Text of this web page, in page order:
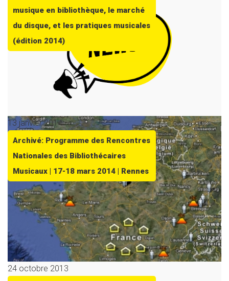
musique en bibliothèque, le marché
du disque, et les pratiques musicales
(édition 2014)
13 janvier 2014
Archivé: Programme des Rencontres
Nationales des Bibliothécaires
Musicaux | 17-18 mars 2014 | Rennes
24 octobre 2013